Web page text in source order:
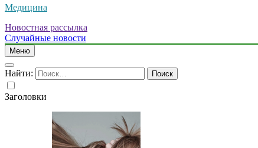
Медицина
Новостная рассылка
Случайные новости
Меню
Найти:
Заголовки